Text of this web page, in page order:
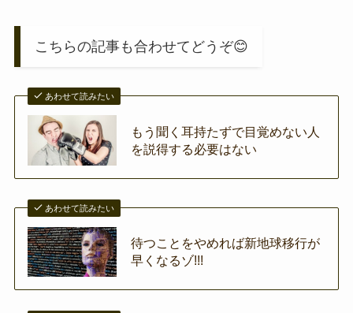
こちらの記事も合わせてどうぞ😊
あわせて読みたい
もう聞く耳持たずで目覚めない人
を説得する必要はない
あわせて読みたい
待つことをやめれば新地球移行が
早くなるゾ!!!